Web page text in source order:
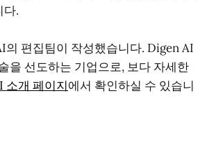
다.
의 편집팀이 작성했습니다. Digen AI
을 선도하는 기업으로, 보다 자세한
소개 페이지에서 확인하실 수 있습니